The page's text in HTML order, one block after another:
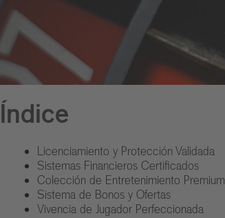
Índice
Licenciamiento y Protección Validada
Sistemas Financieros Certificados
Colección de Entretenimiento Premium
Sistema de Bonos y Ofertas
Vivencia de Jugador Perfeccionada